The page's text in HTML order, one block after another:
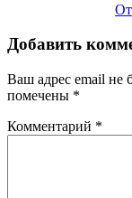
Добавить
Ваш адрес email не
помечены *
Комментарий *